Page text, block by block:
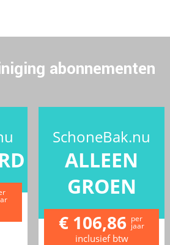
abonnementen
SchoneBak.nu
ALLEEN
GROEN
€ 106,86 per
jaar
inclusief btw